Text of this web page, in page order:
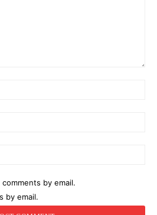
by email.
by email.